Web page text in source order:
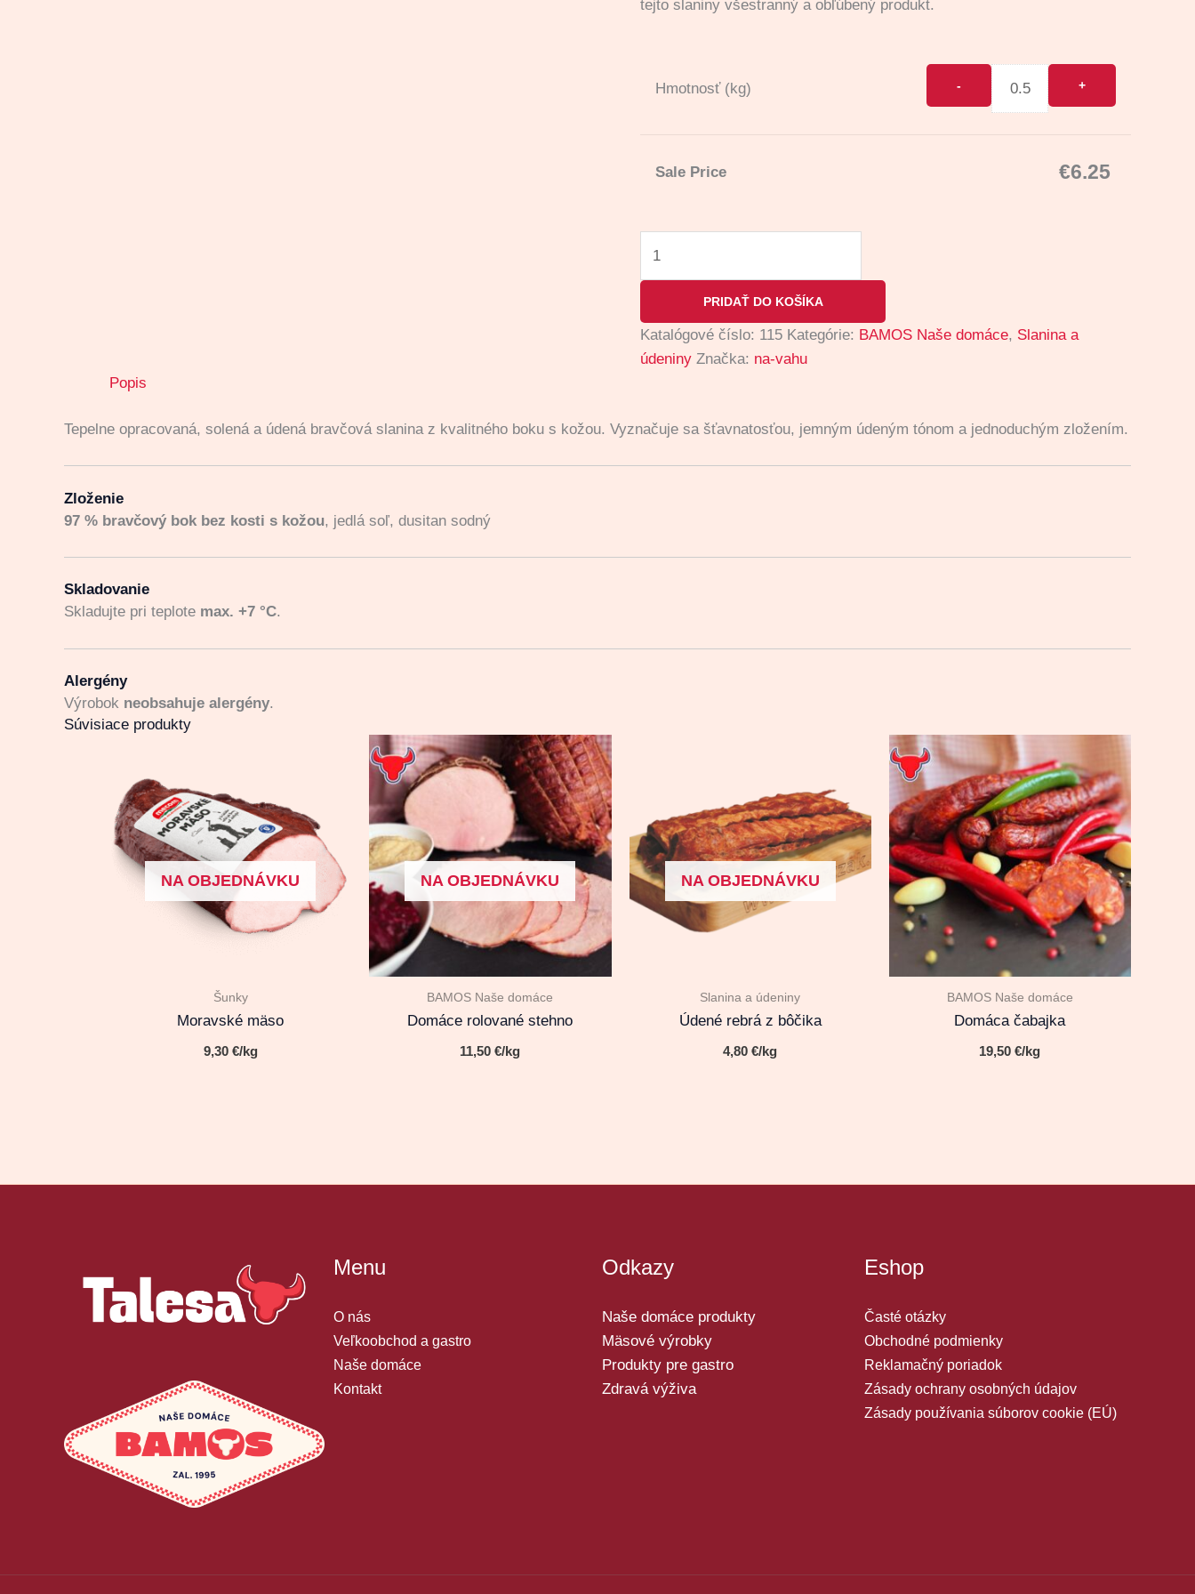
tejto slaniny všestranný a obľúbený produkt.
Hmotnosť (kg)
Sale Price €6.25
PRIDAŤ DO KOŠÍKA
Katalógové číslo: 115 Kategórie: BAMOS Naše domáce, Slanina a
údeniny Značka: na-vahu
Popis
Tepelne opracovaná, solená a údená bravčová slanina z kvalitného boku s kožou. Vyznačuje sa šťavnatosťou, jemným údeným tónom a jednoduchým zložením.
Zloženie
97 % bravčový bok bez kosti s kožou, jedlá soľ, dusitan sodný
Skladovanie
Skladujte pri teplote max. +7 °C.
Alergény
Výrobok neobsahuje alergény.
Súvisiace produkty
NA OBJEDNÁVKU
Šunky
Moravské mäso
9,30 €/kg
NA OBJEDNÁVKU
BAMOS Naše domáce
Domáce rolované stehno
11,50€/kg
NA OBJEDNÁVKU
Slanina a údeniny
Údené rebrá z bôčika
4,80€/kg
BAMOS Naše domáce
Domáca čabajka
19,50€/kg
Menu
O nás
Veľkoobchod a gastro
Naše domáce
Kontakt
Odkazy
Naše domáce produkty
Mäsové výrobky
Produkty pre gastro
Zdravá výživa
Eshop
Časté otázky
Obchodné podmienky
Reklamačný poriadok
Zásady ochrany osobných údajov
Zásady používania súborov cookie (EÚ)